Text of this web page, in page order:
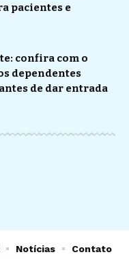
pacientes e
confira com o
dependentes
de dar entrada
Notícias Contato